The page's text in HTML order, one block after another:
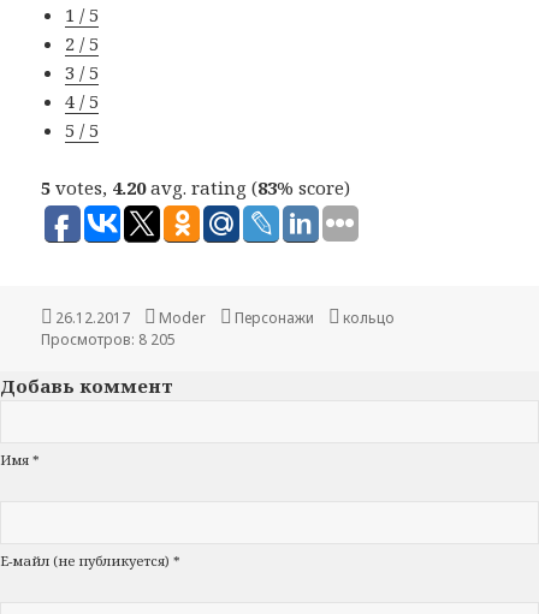
1 / 5
2 / 5
3 / 5
4 / 5
5 / 5
5 votes, 4.20avg. rating (83% score)
Опубликовано
26.12.2017 Автор
Moder Рубрики
Персонажи Метки
кольцо
Просмотров: 8 205
Добавь коммент
Имя *
Е-майл (не публикуется) *